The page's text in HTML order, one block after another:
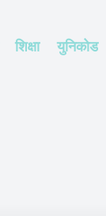
शिक्षा युनिकोड